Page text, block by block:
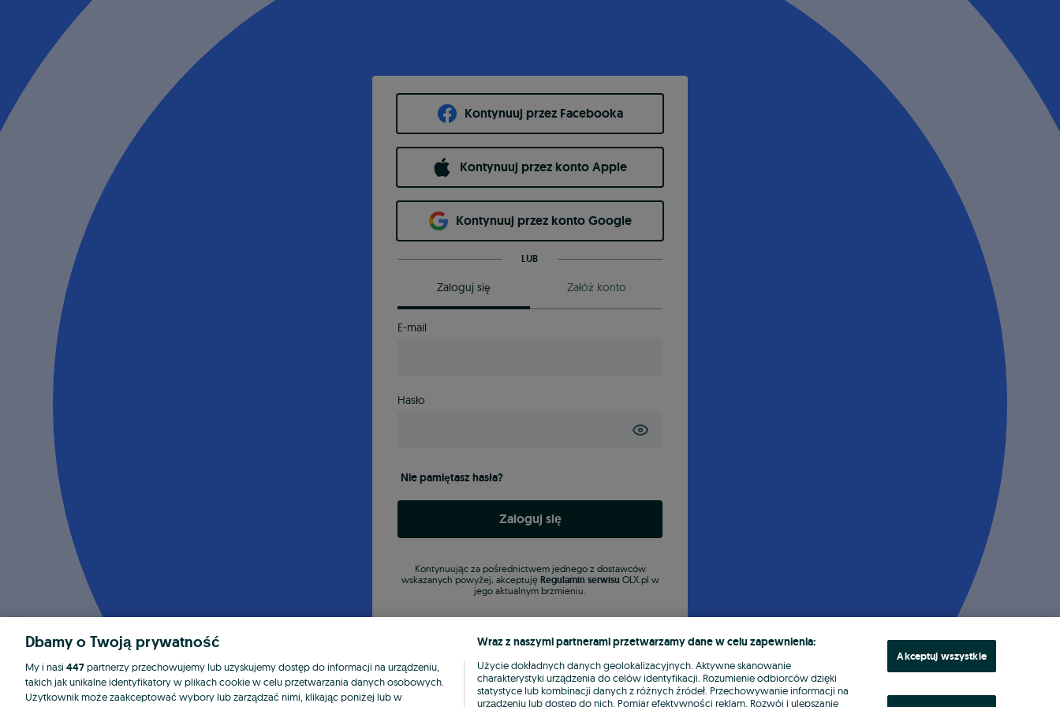
Kontynuuj przez Facebooka
Kontynuuj przez konto Apple
Kontynuuj przez konto Google
LUB
Zaloguj się Załóż konto
E-mail
Hasło
Nie pamiętasz hasła?
Zaloguj się
Kontynuując za pośrednictwem jednego z dostawców
wskazanych powyżej, akceptuję Regulamin serwisu OLX.pl w
jego aktualnym brzmieniu.
Dbamy o Twoją prywatność
My i nasi 447partnerzy przechowujemy lub uzyskujemy dostęp do informacji na urządzeniu,
takich jak unikalne identyfikatory w plikach cookie w celu przetwarzania danych osobowych.
Użytkownik może zaakceptować wybory lub zarządzać nimi, klikając poniżej lub w
Wraz z naszymi partnerami przetwarzamy dane w celu zapewnienia:
Użycie dokładnych danych geolokalizacyjnych. Aktywne skanowanie
charakterystyki urządzenia do celów identyfikacji. Rozumienie odbiorców dzięki
statystyce lub kombinacji danych z różnych źródeł. Przechowywanie informacji na
urządzeniu lub dostęp do nich. Pomiar efektywności reklam. Rozwój i ulepszanie
Akceptuj wszystkie